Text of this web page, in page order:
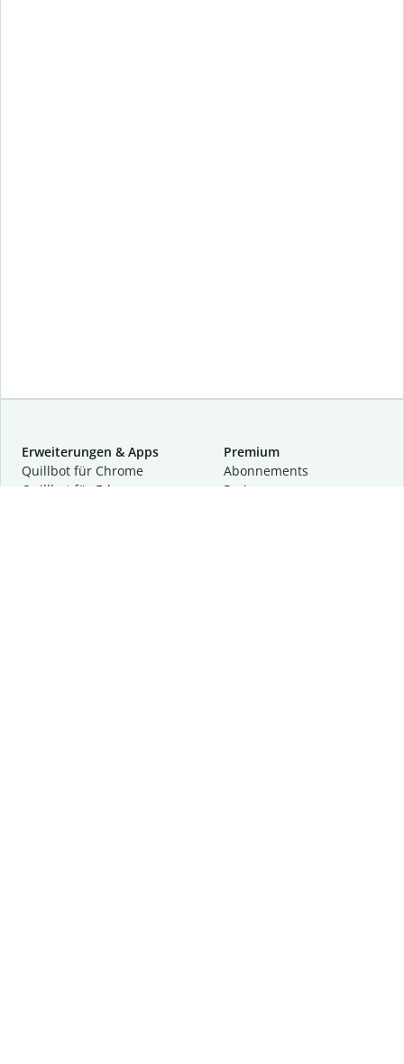
Erweiterungen & Apps
Quillbot für Chrome
Quillbot für Edge
Premium
Abon­ne­ments
Preise